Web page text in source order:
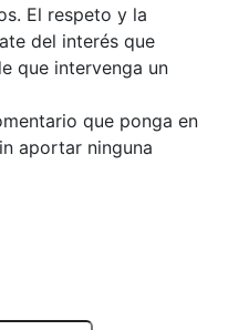
El respeto y la
del interés que
que intervenga un
que ponga en
aportar ninguna